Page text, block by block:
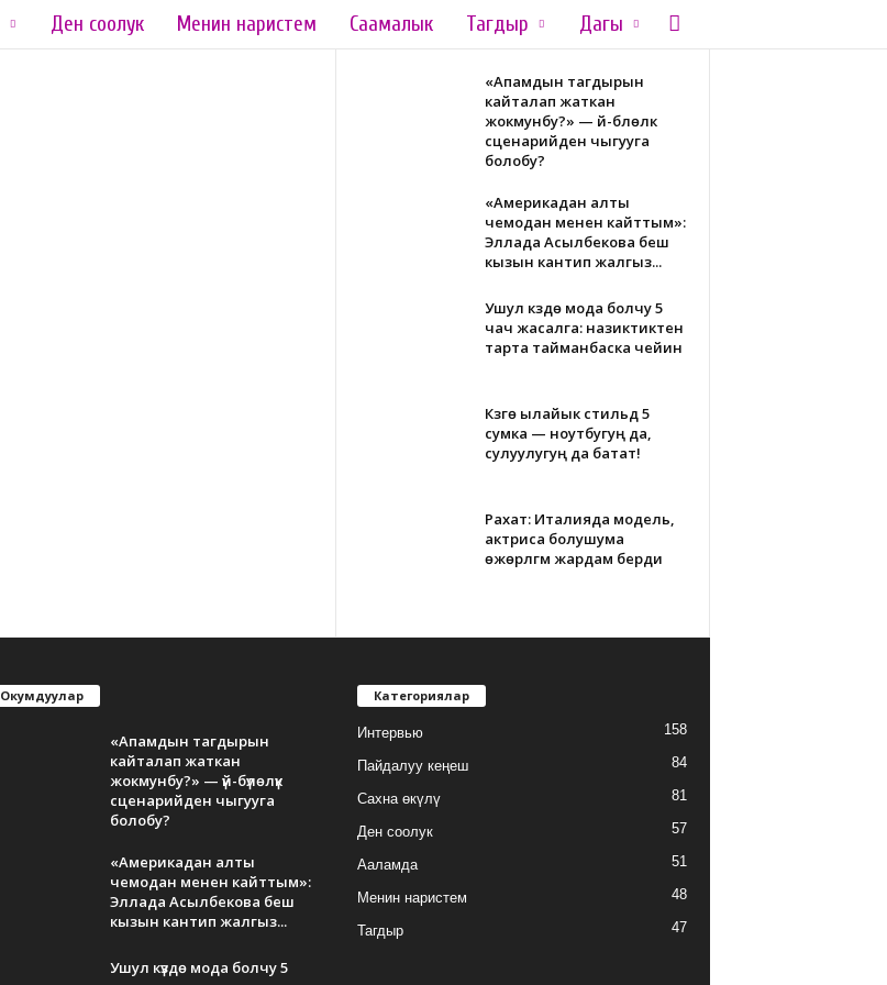
Ден соолук Менин наристем Саамалык Тагдыр Дагы
«Апамдын тагдырын
кайталап жаткан
жокмунбу?» — үй-бүлөлүк
сценарийден чыгууга
болобу?
«Америкадан алты
чемодан менен кайттым»:
Эллада Асылбекова беш
кызын кантип жалгыз...
Ушул күздө мода болчу 5
чач жасалга: назиктиктен
тарта тайманбаска чейин
Күзгө ылайык стильдүү 5
сумка — ноутбугуң да,
сулуулугуң да батат!
Рахат: Италияда модель,
актриса болушума
өжөрлүгүм жардам берди
Окумдуулар
«Апамдын тагдырын
кайталап жаткан
жокмунбу?» — үй-бүлөлүк
сценарийден чыгууга
болобу?
«Америкадан алты
чемодан менен кайттым»:
Эллада Асылбекова беш
кызын кантип жалгыз...
Ушул күздө мода болчу 5
Категориялар
Интервью 158
Пайдалуу кеңеш 84
Сахна өкүлү 81
Ден соолук 57
Ааламда 51
Менин наристем 48
Тагдыр 47